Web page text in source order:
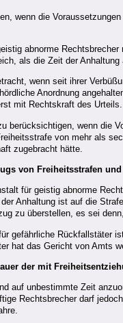
wenn die
abnorme
als die Zeit der
wenn seit ihrer
Anordnung
mit Rechtskraft des
berücksichtigen, wenn die
von mehr als
zugebracht hätte.
von Freiheitsstrafen
für geistig abnorme
Anhaltung ist auf die
zu überstellen, es sei
gefährliche Rückfallstäter
hat das Gericht von Amts
der mit
auf unbestimmte Zeit
Rechtsbrecher darf